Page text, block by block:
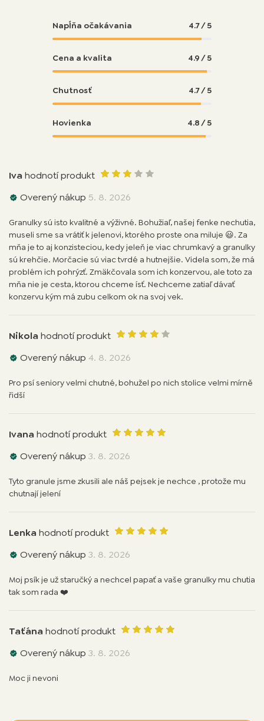
Napĺňa očakávania 4.7 / 5
Cena a kvalita 4.9 / 5
Chutnosť 4.7 / 5
Hovienka 4.8 / 5
Iva hodnotí produkt
Overený nákup 5. 8. 2026
Granulky sú isto kvalitné a výživné. Bohužiaľ, našej fenke nechutia,
museli sme sa vrátiť k jelenovi, ktorého proste ona miluje 😃. Za
mňa je to aj konzisteciou, kedy jeleň je viac chrumkavý a granulky
sú krehčie. Morčacie sú viac tvrdé a hutnejšie. Videla som, že má
problém ich pohrýzť. Zmäkčovala som ich konzervou, ale toto za
mňa nie je cesta, ktorou chceme ísť. Nechceme zatiaľ dávať
konzervu kým má zubu celkom ok na svoj vek.
Nikola hodnotí produkt
Overený nákup 4. 8. 2026
Pro psí seniory velmi chutné, bohužel po nich stolice velmi mírně
řidší
Ivana hodnotí produkt
Overený nákup 3. 8. 2026
Tyto granule jsme zkusili ale náš pejsek je nechce , protože mu
chutnají jelení
Lenka hodnotí produkt
Overený nákup 3. 8. 2026
Moj psík je už staručký a nechcel papať a vaše granulky mu chutia
tak som rada ❤️
Taťána hodnotí produkt
Overený nákup 3. 8. 2026
Moc ji nevoni